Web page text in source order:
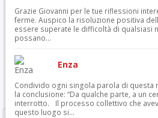
Grazie Giovanni per le tue riflessioni
ferme. Auspico la risoluzione positiva
essere superate le difficoltà di qualsiasi
possano...
Enza
Condivido ogni singola parola di questa
la conclusione: “Da qualche parte, a un
interrotto. Il processo collettivo che
questo luogo si...